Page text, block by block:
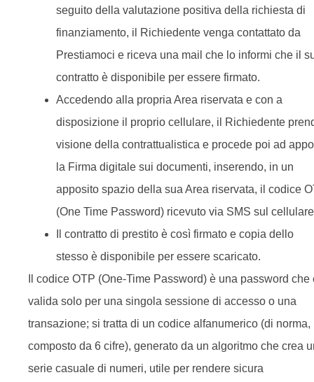
seguito della valutazione positiva della richiesta di
finanziamento, il Richiedente venga contattato da
Prestiamoci e riceva una mail che lo informi che il
contratto è disponibile per essere firmato.
Accedendo alla propria Area riservata e con a
disposizione il proprio cellulare, il Richiedente
visione della contrattualistica e procede poi ad
la Firma digitale sui documenti, inserendo, in un
apposito spazio della sua Area riservata, il codice
(One Time Password) ricevuto via SMS sul
Il contratto di prestito è così firmato e copia dello
stesso è disponibile per essere scaricato.
Il codice OTP (One-Time Password) è una password che
valida solo per una singola sessione di accesso o una
transazione; si tratta di un codice alfanumerico (di norma,
composto da 6 cifre), generato da un algoritmo che crea
serie casuale di numeri, utile per rendere sicura